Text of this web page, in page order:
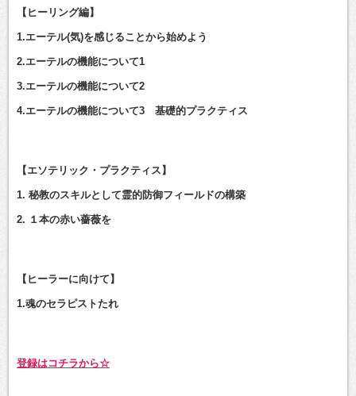
【ヒーリング編】
1.エーテル(気)を感じることから始めよう
2.エーテルの機能について1
3.エーテルの機能について2
4.エーテルの機能について3 基礎的プラクティス
【エソテリック・プラクティス】
1. 秘教のスキルとして霊的防御フィールドの構築
2. １本の赤い薔薇を
【ヒーラーに向けて】
1.魂のセラピストたれ
登録はコチラから☆